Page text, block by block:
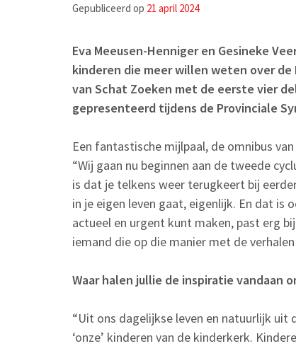
Gepubliceerd op 21 april 2024
Eva Meeusen-Henniger en Gesineke
kinderen die meer willen weten over
van Schat Zoeken met de eerste vier
gepresenteerd tijdens de Provinciale
Een fantastische mijlpaal, de omnibus
“Wij gaan nu beginnen aan de tweede
is dat je telkens weer terugkeert bij
in je eigen leven gaat, eigenlijk. En dat is
actueel en urgent kunt maken, past erg
iemand die op die manier met de
Waar halen jullie de inspiratie vandaan
“Uit ons dagelijkse leven en natuurlijk
‘onze’ kinderen van de kinderkerk.